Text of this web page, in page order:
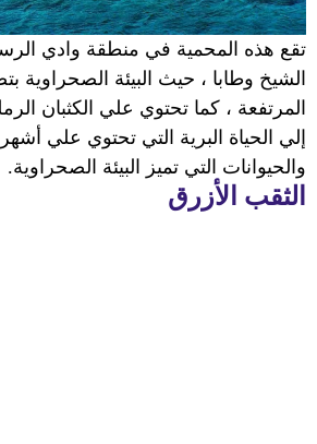
تقع هذه المحمية في منطقة وادي
الشيخ وطابا ، حيث البيئة الصحراوية
المرتفعة ، كما تحتوي علي الكثبان
إلي الحياة البرية التي تحتوي علي
والحيوانات التي تميز البيئة الصحراوية.
الثقب الأزرق